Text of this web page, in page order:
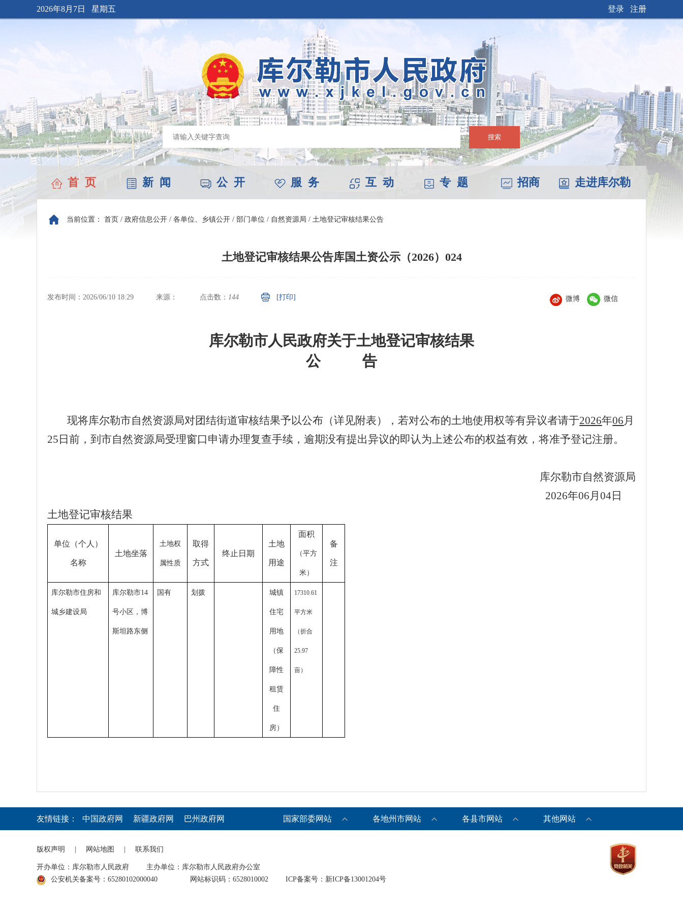
2026年8月7日 星期五 登录 注册
搜索
首 页 新 闻 公 开 服 务 互 动 专 题 招商 走进库尔勒
当前位置： 首页 / 政府信息公开 / 各单位、乡镇公开 / 部门单位 / 自然资源局 / 土地登记审核结果公告
土地登记审核结果公告库国土资公示（2026）024
发布时间：2026/06/10 18:29 来源： 点击数： 144 [打印] 微博 微信
库尔勒市人民政府关于土地登记审核结果
公
告
现将库尔勒市自然资源局对团结街道审核结果予以公布（详见附表），若对公布的土地使用权等有异议者请于2026年06月
25 日前，到市自然资源局受理窗口申请办理复查手续，逾期没有提出异议的即认为上述公布的权益有效，将准予登记注册。
库尔勒市自然资源局
2026年06月04日
土地登记审核结果
单位（个人）
名称
土地坐落
土地权
属性质
取得
方式
终止日期
土地
用途
面积
（平方
米）
备
注
库尔勒市住房和
城乡建设局
库尔勒市14
号小区，博
斯坦路东侧
国有 划拨 城镇
住宅
用地
（保
障性
租赁
住
房）
17310.61
平方米
（折合
25.97
亩）
友情链接： 中国政府网 新疆政府网 巴州政府网 国家部委网站 各地州市网站 各县市网站 其他网站
版权声明 网站地图 联系我们
开办单位：库尔勒市人民政府
主办单位：库尔勒市人民政府办公室
公安机关备案号：65280102000040
网站标识码：6528010002 ICP备案号：新ICP备13001204号